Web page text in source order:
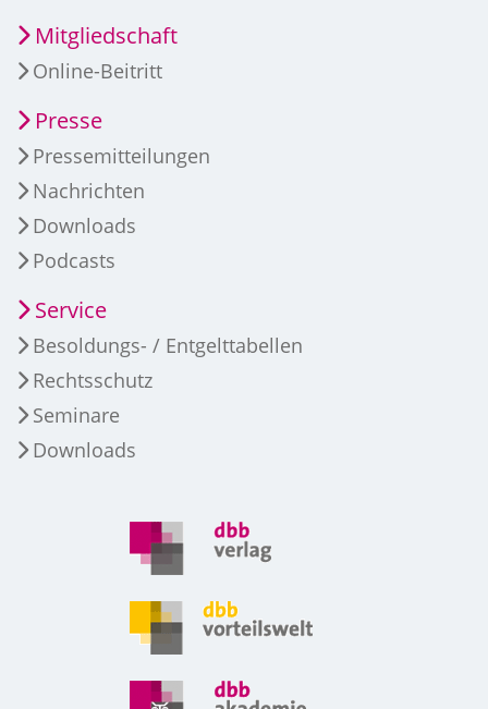
Mitgliedschaft
Online-Beitritt
Presse
Pressemitteilungen
Nachrichten
Downloads
Podcasts
Service
Besoldungs- / Entgelttabellen
Rechtsschutz
Seminare
Downloads